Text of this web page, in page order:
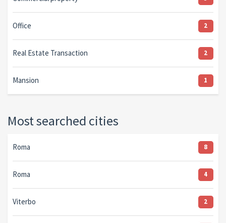
Office 2
Real Estate Transaction 2
Mansion 1
Most searched cities
Roma 8
Roma 4
Viterbo 2